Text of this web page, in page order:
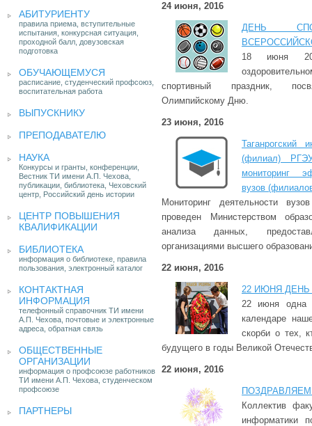
АБИТУРИЕНТУ
правила приема, вступительные
испытания, конкурсная ситуация,
проходной балл, довузовская
подготовка
ОБУЧАЮЩЕМУСЯ
расписание, студенческий профсоюз,
воспитательная работа
ВЫПУСКНИКУ
ПРЕПОДАВАТЕЛЮ
НАУКА
Конкурсы и гранты, конференции,
Вестник ТИ имени А.П. Чехова,
публикации, библиотека, Чеховский
центр, Российский день истории
ЦЕНТР ПОВЫШЕНИЯ
КВАЛИФИКАЦИИ
БИБЛИОТЕКА
информация о библиотеке, правила
пользования, электронный каталог
КОНТАКТНАЯ
ИНФОРМАЦИЯ
телефонный справочник ТИ имени
А.П. Чехова, почтовые и электронные
адреса, обратная связь
ОБЩЕСТВЕННЫЕ
ОРГАНИЗАЦИИ
информация о профсоюзе работников
ТИ имени А.П. Чехова, студенческом
профсоюзе
ПАРТНЕРЫ
24 июня, 2016
ДЕНЬ
18 июня
спортивный праздник,
Олимпийскому Дню.
23 июня, 2016
Таганрогский
(филиал)
мониторинг
вузов
Мониторинг деятельности
проведен Министерством
анализа данных,
организациями высшего
22 июня, 2016
22 ИЮНЯ
22 июня одна
календаре
скорби о тех,
будущего в годы Великой
22 июня, 2016
Коллектив
информатики